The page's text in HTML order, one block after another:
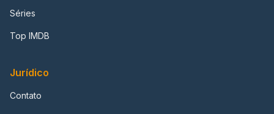
Séries
Top IMDB
Jurídico
Contato